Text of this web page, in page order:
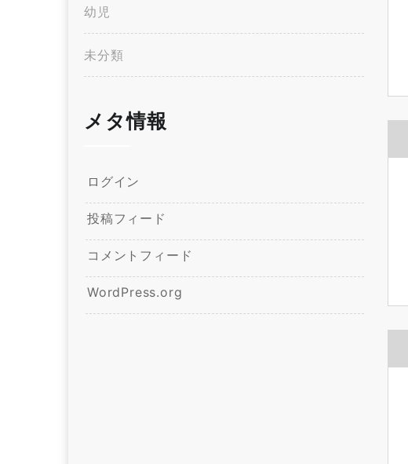
幼児
未分類
メタ情報
ログイン
投稿フィード
コメントフィード
WordPress.org